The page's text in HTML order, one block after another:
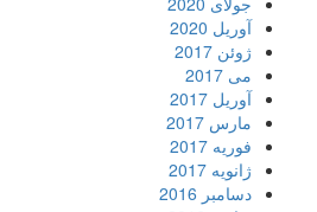
آوریل 2020
ژوئن 2017
می 2017
آوریل 2017
مارس 2017
فوریه 2017
ژانویه 2017
دسامبر 2016